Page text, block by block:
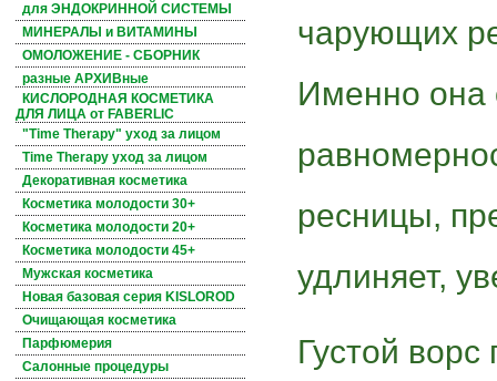
для ЭНДОКРИННОЙ СИСТЕМЫ
МИНЕРАЛЫ и ВИТАМИНЫ
ОМОЛОЖЕНИЕ - СБОРНИК
разные АРХИВные
КИСЛОРОДНАЯ КОСМЕТИКА
ДЛЯ ЛИЦА от FABERLIC
"Time Therapy" уход за лицом
Time Therapy уход за лицом
Декоративная косметика
Косметика молодости 30+
Косметика молодости 20+
Косметика молодости 45+
Мужская косметика
Новая базовая серия KISLOROD
Очищающая косметика
Парфюмерия
Салонные процедуры
чарующих
Именно она
ресницы,
удлиняет,
Густой ворс